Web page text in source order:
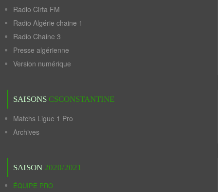
Radio Cirta FM
Radio Algérie chaine 1
Radio Chaine 3
Presse algérienne
Version numérique
SAISONS CSCONSTANTINE
Matchs Ligue 1 Pro
Archives
SAISON 2020/2021
ÉQUIPE PRO